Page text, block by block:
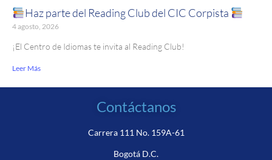
Haz parte del Reading Club del CIC Corpista
4 agosto, 2026
¡El Centro de Idiomas te invita al Reading Club!
Leer Más
Contáctanos
Carrera 111 No. 159A-61
Bogotá D.C.